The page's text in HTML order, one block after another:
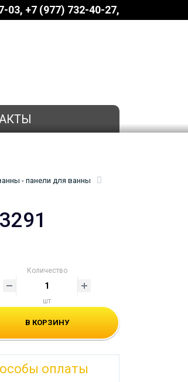
03 ‎‎+7 (977) 732-40-27
- панели для ванны
Количество
шт
В КОРЗИНУ
оплаты